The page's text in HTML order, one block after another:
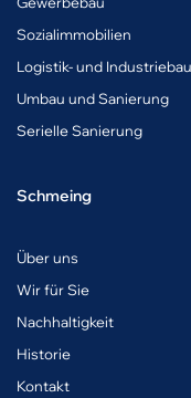
Sozialimmobilien
Logistik- und Industriebau
Umbau und Sanierung
Serielle Sanierung
Schmeing
Über uns
Wir für Sie
Nachhaltigkeit
Historie
Kontakt